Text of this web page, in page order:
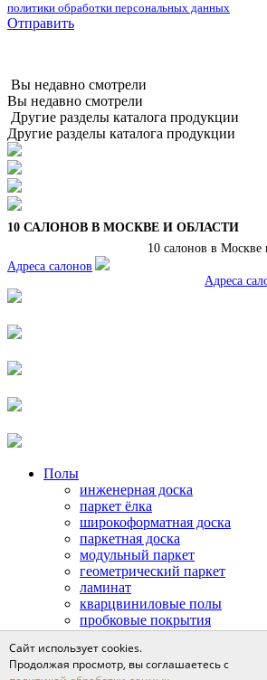
политики обработки персональных данных
Отправить
Вы недавно смотрели
Вы недавно смотрели
Другие разделы каталога продукции
Другие разделы каталога продукции
10 САЛОНОВ В МОСКВЕ И ОБЛАСТИ
10 салонов в Москве
Адреса салонов
Адреса
Полы
инженерная доска
паркет ёлка
широкоформатная доска
паркетная доска
модульный паркет
геометрический паркет
ламинат
кварцвиниловые полы
пробковые покрытия
Двери
двери неоклассика
классические двери
Сайт использует cookies.
Продолжая просмотр, вы соглашаетесь с